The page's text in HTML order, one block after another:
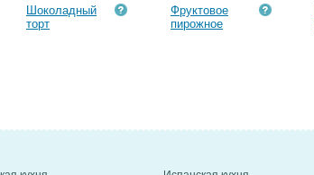
Шоколадный
торт
Фруктовое
пирожное